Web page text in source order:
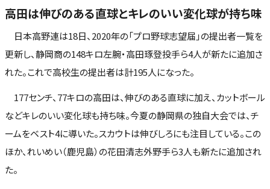
高田は伸びのある直球とキレのいい変化球が持ち味
日本高野連は18日、2020年の「プロ野球志望届」の提出者一覧を
更新し、静岡商の148キロ左腕・高田琢登投手ら4人が新たに追加さ
れた。これで高校生の提出者は計195人になった。
177センチ、77キロの高田は、伸びのある直球に加え、カットボール
などキレのいい変化球も持ち味。今夏の静岡県の独自大会では、チ
ームをベスト4に導いた。スカウトは伸びしろにも注目している。この
ほか、れいめい（鹿児島）の花田清志外野手ら3人も新たに追加され
た。